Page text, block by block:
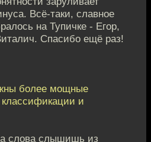
Всё-таки, славное
на Тупичке - Егор,
Спасибо ещё раз!
более мощные
и
слова слышишь из